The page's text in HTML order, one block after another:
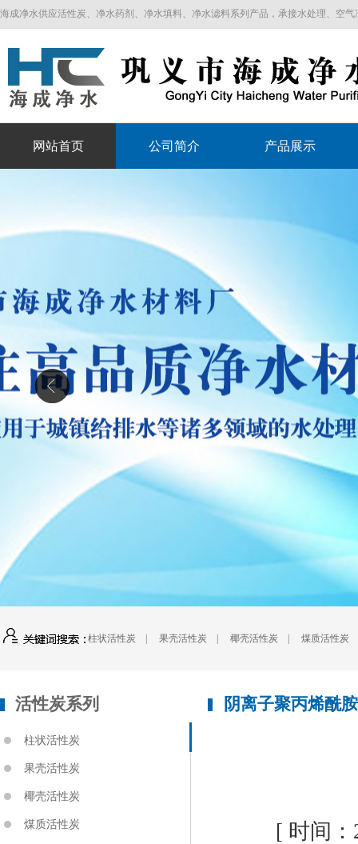
海成净水供应活性炭、净水药剂、净水填料、净水滤料系列产品，承接水处理、空气
网站首页 公司简介 产品展示
柱状活性炭 果壳活性炭 椰壳活性炭 煤质活性炭
活性炭系列
柱状活性炭
果壳活性炭
椰壳活性炭
煤质活性炭
阴离子聚丙烯酰胺
[ 时间